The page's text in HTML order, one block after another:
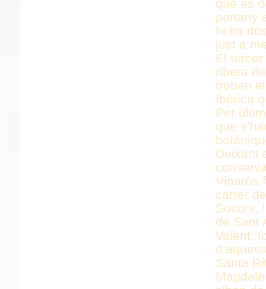
que es
pertany
hi ha
just a
El
ribera
troben
Ibèrica
Per
que
Deixant
Vinaròs
carrer
Socors,
de Sant
Valent;
Santa